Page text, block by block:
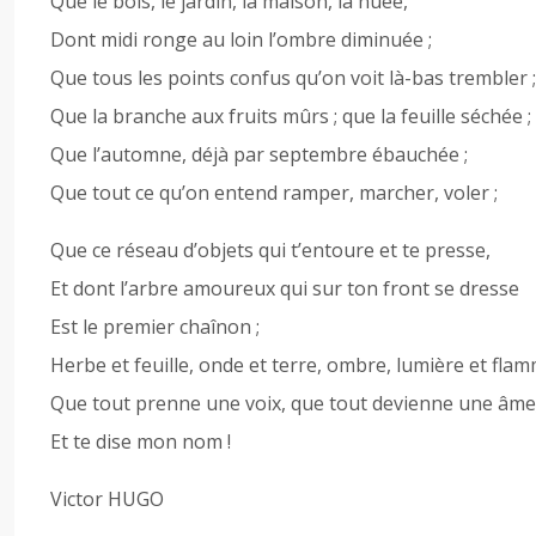
Dont midi ronge au loin l’ombre diminuée ;
Que tous les points confus qu’on voit là-bas trembler ;
Que la branche aux fruits mûrs ; que la feuille séchée ;
Que l’automne, déjà par septembre ébauchée ;
Que tout ce qu’on entend ramper, marcher, voler ;
Que ce réseau d’objets qui t’entoure et te presse,
Et dont l’arbre amoureux qui sur ton front se dresse
Est le premier chaînon ;
Herbe et feuille, onde et terre, ombre, lumière et
Que tout prenne une voix, que tout devienne une
Et te dise mon nom !
Victor HUGO